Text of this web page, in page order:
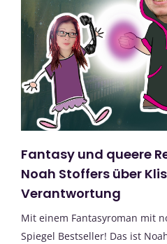
Fantasy und queere
Noah Stoffers über
Verantwortung
Mit einem Fantasyroman mit
Spiegel Bestseller! Das ist